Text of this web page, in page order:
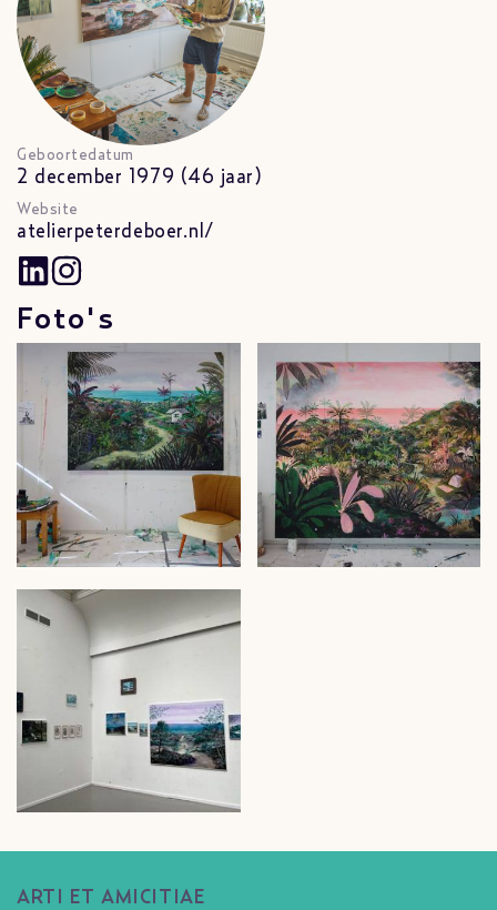
Geboortedatum
2 december 1979 (46 jaar)
Website
atelierpeterdeboer.nl/
Foto's
ARTI ET AMICITIAE